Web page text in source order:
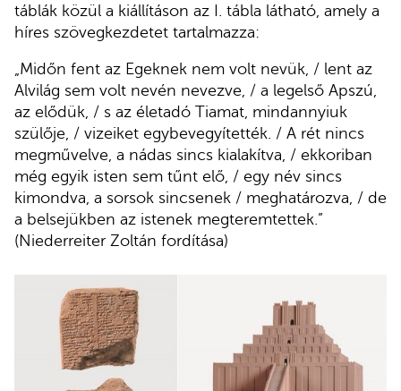
táblák közül a kiállításon az I. tábla látható, amely a
híres szövegkezdetet tartalmazza:
„Midőn fent az Egeknek nem volt nevük, / lent az
Alvilág sem volt nevén nevezve, / a legelső Apszú,
az elődük, / s az életadó Tiamat, mindannyiuk
szülője, / vizeiket egybevegyítették. / A rét nincs
megművelve, a nádas sincs kialakítva, / ekkoriban
még egyik isten sem tűnt elő, / egy név sincs
kimondva, a sorsok sincsenek / meghatározva, / de
a belsejükben az istenek megteremtettek.”
(Niederreiter Zoltán fordítása)